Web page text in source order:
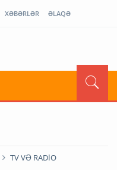
XƏBƏRLƏR ƏLAQƏ
TV VƏ RADİO